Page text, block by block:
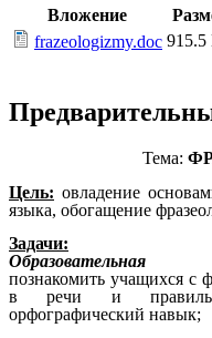
Вложение
frazeologizmy.doc
Тема:
Цель: овладение
языка, обогащение
Задачи:
Образовательная
познакомить учащихся с
в речи и
орфографический навык;